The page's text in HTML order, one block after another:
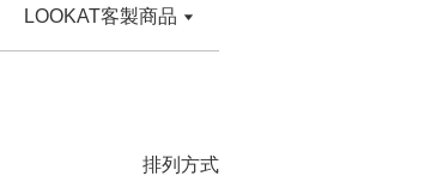
LOOKAT客製商品
排列方式